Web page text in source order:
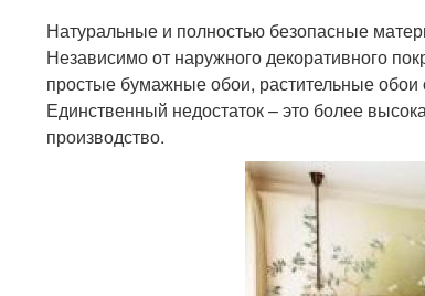
Натуральные и полностью безопасные
Независимо от наружного декоративного
простые бумажные обои, растительные
Единственный недостаток – это более
производство.